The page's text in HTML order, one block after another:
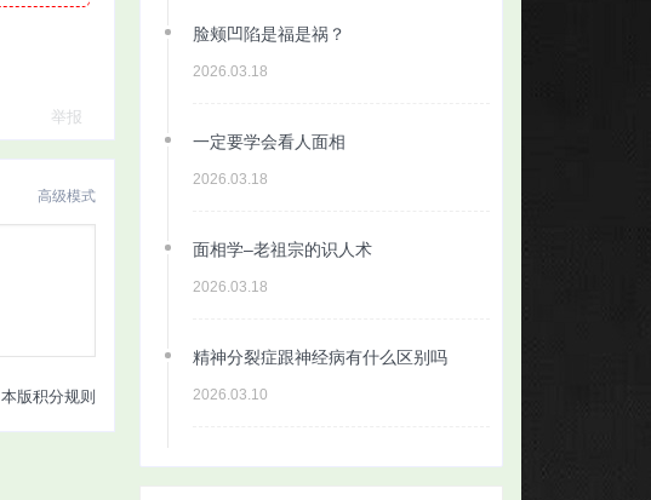
脸颊凹陷是福是祸？
2026.03.18
一定要学会看人面相
2026.03.18
面相学–老祖宗的识人术
2026.03.18
精神分裂症跟神经病有什么区别吗
2026.03.10
举报
高级模式
本版积分规则